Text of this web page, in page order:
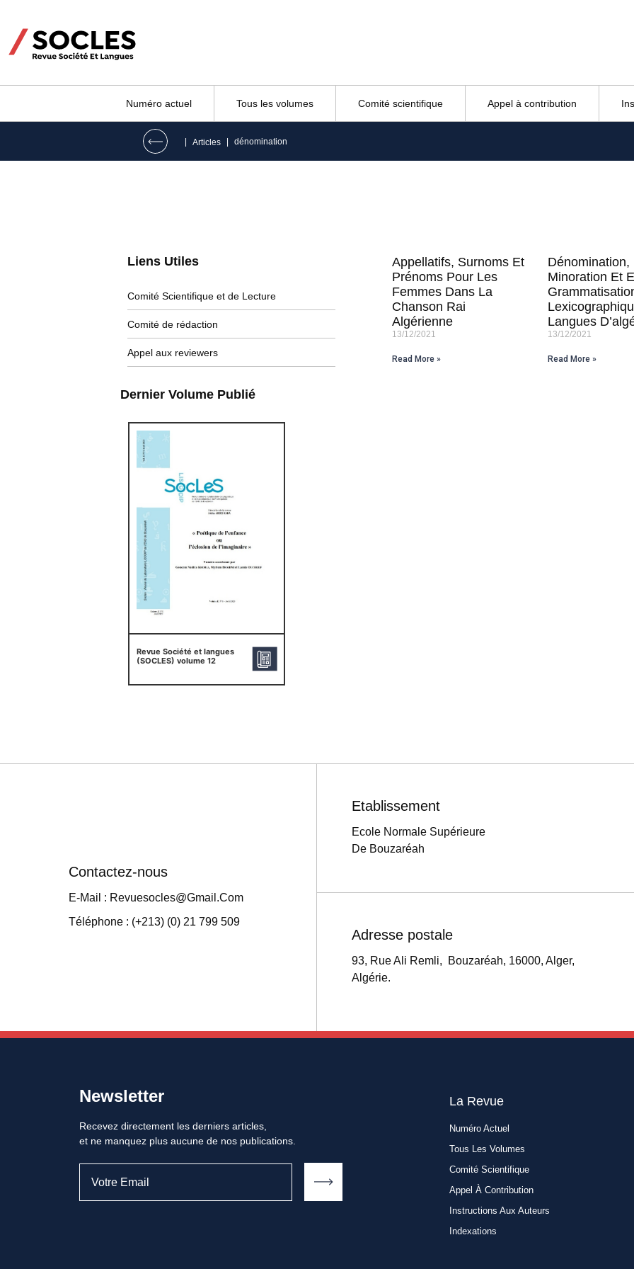
Numéro actuel Tous les volumes Comité scientifique Appel à contribution
| Articles | dénomination
Liens Utiles​
Comité Scientifique et de Lecture
Comité de rédaction
Appel aux reviewers
Dernier Volume Publié
Revue Société et langues
(SOCLES) volume 12
Appellatifs, Surnoms Et
Prénoms Pour Les
Femmes Dans La
Chanson Rai
Algérienne
13/12/2021
Read More »
Dénomination,
Minoration Et
Langues
13/12/2021
Read More »
Contactez-nous
E-Mail : Revuesocles@gmail.com
Téléphone : (+213) (0) 21 799 509
Etablissement
Ecole Normale Supérieure
De Bouzaréah
Adresse postale
93, Rue Ali Remli, Bouzaréah, 16000, Alger,
Algérie.
Newsletter
Recevez directement les derniers articles,
et ne manquez plus aucune de nos publications.
La Revue
Numéro Actuel
Tous Les Volumes
Comité Scientifique
Appel À Contribution
Instructions Aux Auteurs
Indexations